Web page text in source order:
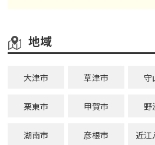
地域
大津市 草津市 守
栗東市 甲賀市 野
湖南市 彦根市 近江